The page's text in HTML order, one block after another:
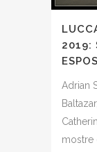
2019:
Adrian
mostre